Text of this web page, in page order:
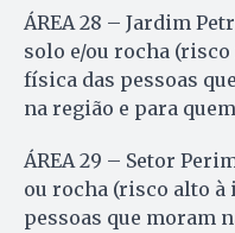
ÁREA 28 – Jardim
solo e/ou rocha
física das pessoas
na região e para
ÁREA 29 – Setor
ou rocha (risco alto
pessoas que moram